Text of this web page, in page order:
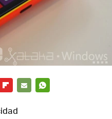
MAIL